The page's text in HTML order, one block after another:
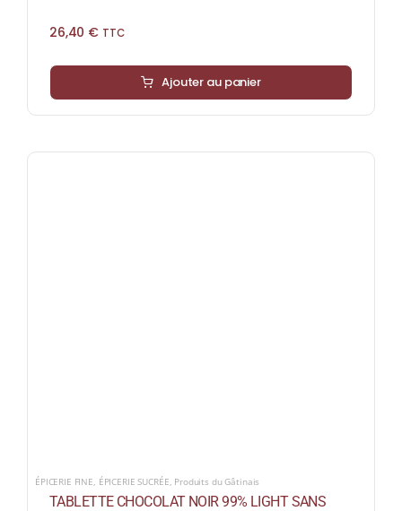
26,40 € TTC
Ajouter au panier
ÉPICERIE FINE ÉPICERIE SUCRÉE Produits du Gâtinais
TABLETTE CHOCOLAT NOIR 99% LIGHT SANS